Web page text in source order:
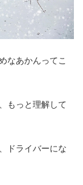
なあかんってこ
もっと理解して
ドライバーにな